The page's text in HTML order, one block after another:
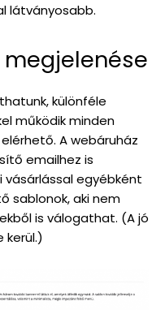
látványosabb.
különféle
működik minden
A webáruház
emailhez is
vásárlással egyébként
sablonok, aki nem
is válogathat. (A jó